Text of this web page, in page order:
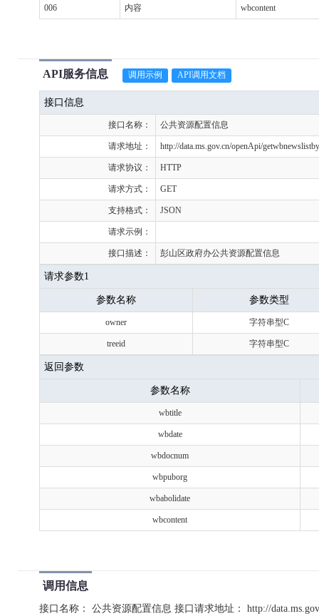
006 内容 wbcontent
API服务信息 调用示例 API调用文档
接口信息
接口名称： 公共资源配置信息
请求地址： http://data.ms.gov.cn/openApi/
请求协议： HTTP
请求方式： GET
支持格式： JSON
请求示例：
接口描述： 彭山区政府办公共资源配置信息
请求参数1
参数名称 参数类型
owner 字符串型C
treeid 字符串型C
返回参数
参数名称
wbtitle
wbdate
wbdocnum
wbpuborg
wbabolidate
wbcontent
调用信息
接口名称： 公共资源配置信息 接口请求地址： http://